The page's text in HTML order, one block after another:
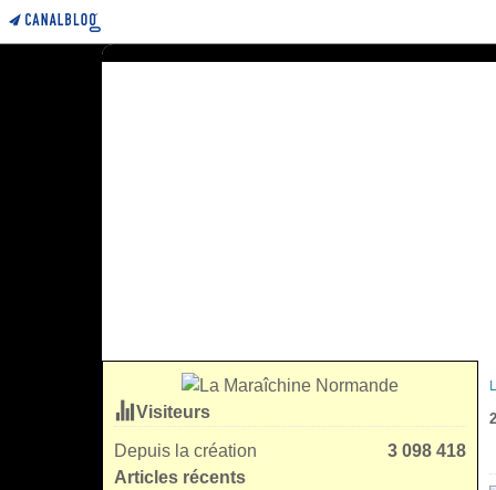
Visiteurs
Depuis la création
3 098 418
Articles récents